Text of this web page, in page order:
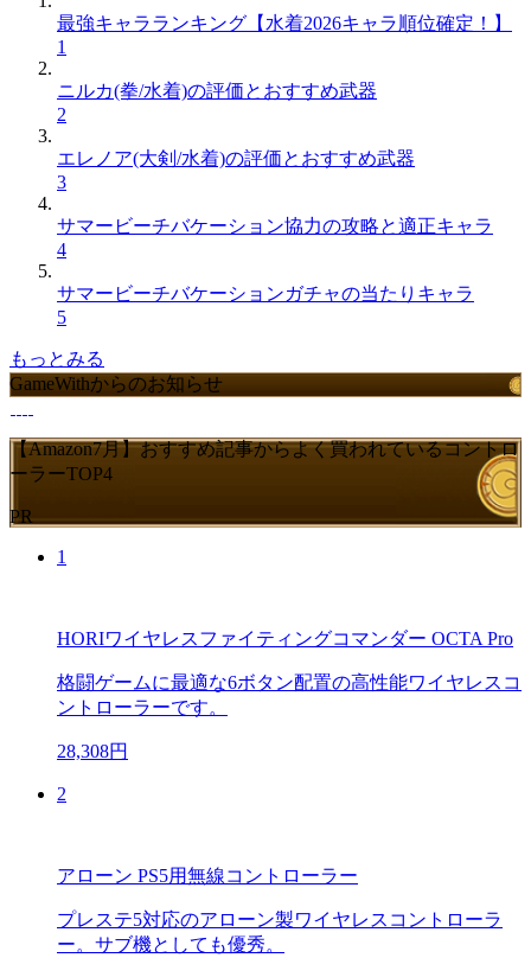
最強キャラランキング【水着2026キャラ順位確定！】
1
ニルカ(拳/水着)の評価とおすすめ武器
2
エレノア(大剣/水着)の評価とおすすめ武器
3
サマービーチバケーション協力の攻略と適正キャラ
4
サマービーチバケーションガチャの当たりキャラ
5
もっとみる
GameWithからのお知らせ
【Amazon7月】おすすめ記事からよく買われているコントロ
ーラーTOP4
PR
1
HORIワイヤレスファイティングコマンダー OCTA Pro
格闘ゲームに最適な6ボタン配置の高性能ワイヤレスコ
ントローラーです。
28,308円
2
アローン PS5用無線コントローラー
プレステ5対応のアローン製ワイヤレスコントローラ
ー。サブ機としても優秀。